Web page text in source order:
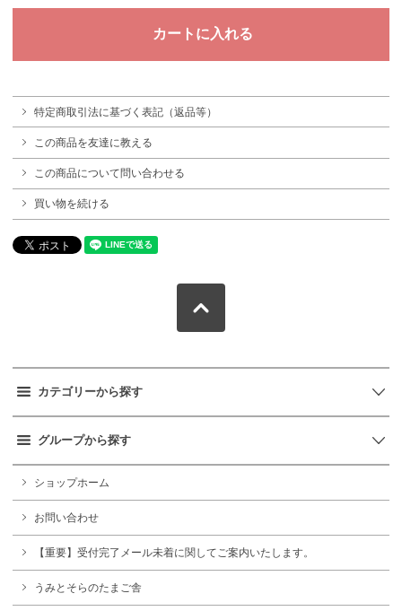
特定商取引法に基づく表記（返品等）
この商品を友達に教える
この商品について問い合わせる
買い物を続ける
カテゴリーから探す
グループから探す
ショップホーム
お問い合わせ
【重要】受付完了メール未着に関してご案内いたします。
うみとそらのたまご舎